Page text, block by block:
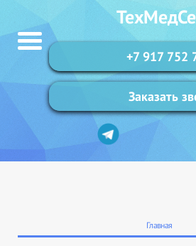
+7 917 752
Заказать
Главная